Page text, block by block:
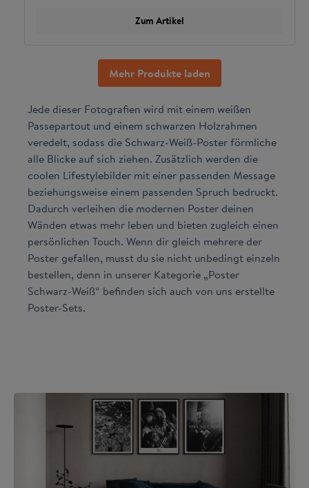
Zum Artikel
Mehr Produkte laden
Jede dieser Fotografien wird mit einem weißen
Passepartout und einem schwarzen Holzrahmen
veredelt, sodass die Schwarz-Weiß-Poster förmliche
alle Blicke auf sich ziehen. Zusätzlich werden die
coolen Lifestylebilder mit einer passenden Message
beziehungsweise einem passenden Spruch bedruckt.
Dadurch verleihen die modernen Poster deinen
Wänden etwas mehr leben und bieten zugleich einen
persönlichen Touch. Wenn dir gleich mehrere der
Poster gefallen, musst du sie nicht unbedingt einzeln
bestellen, denn in unserer Kategorie „Poster
Schwarz-Weiß“ befinden sich auch von uns erstellte
Poster-Sets.